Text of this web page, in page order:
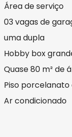
Área de serviço
03 vagas de
uma dupla
Hobby box
Quase 80 m² de
Piso
Ar condicionado